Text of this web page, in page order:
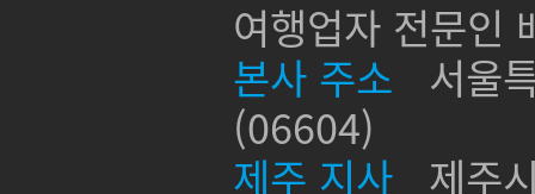
여행업자 전문인
본사 주소 서울
(06604)
제주 지사 제주